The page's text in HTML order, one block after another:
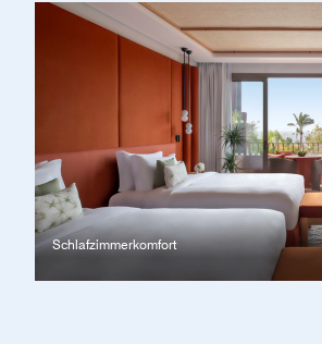
Schlafzimmerkomfort